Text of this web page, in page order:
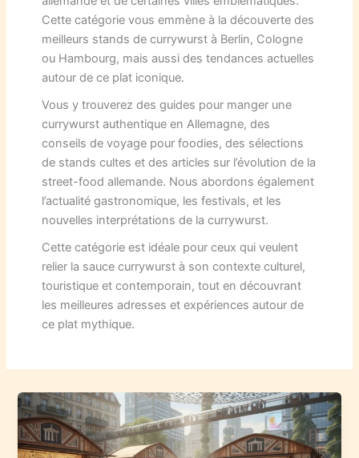
Cette catégorie vous emmène à la découverte des
meilleurs stands de currywurst à Berlin, Cologne
ou Hambourg, mais aussi des tendances actuelles
autour de ce plat iconique.
Vous y trouverez des guides pour manger une
currywurst authentique en Allemagne, des
conseils de voyage pour foodies, des sélections
de stands cultes et des articles sur l’évolution de la
street-food allemande. Nous abordons également
l’actualité gastronomique, les festivals, et les
nouvelles interprétations de la currywurst.
Cette catégorie est idéale pour ceux qui veulent
relier la sauce currywurst à son contexte culturel,
touristique et contemporain, tout en découvrant
les meilleures adresses et expériences autour de
ce plat mythique.